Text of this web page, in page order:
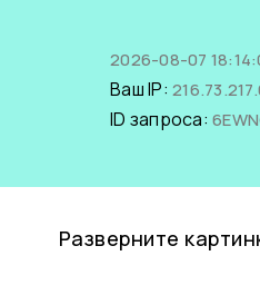
2026-08-07
Ваш IP:
ID запроса:
Разверните